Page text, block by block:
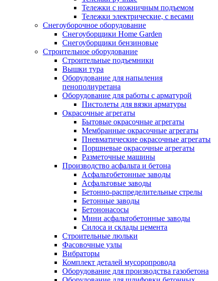
Тележки с ножничным подъемом
Тележки электрические, с весами
Снегоуборочное оборудование
Снегоуборщики Home Garden
Снегоуборщики бензиновые
Строительное оборудование
Cтроительные подъемники
Вышки тура
Оборудование для напыления
пенополиуретана
Оборудование для работы с арматурой
Пистолеты для вязки арматуры
Окрасочные агрегаты
Бытовые окрасочные агрегаты
Мембранные окрасочные агрегаты
Пневматические окрасочные агрегаты
Поршневые окрасочные агрегаты
Разметочные машины
Производство асфальта и бетона
Асфальтобетонные заводы
Асфальтовые заводы
Бетонно-распределительные стрелы
Бетонные заводы
Бетононасосы
Мини асфальтобетонные заводы
Силоса и склады цемента
Строительные люльки
Фасовочные узлы
Вибраторы
Комплект деталей мусоропровода
Оборудование для производства газобетона